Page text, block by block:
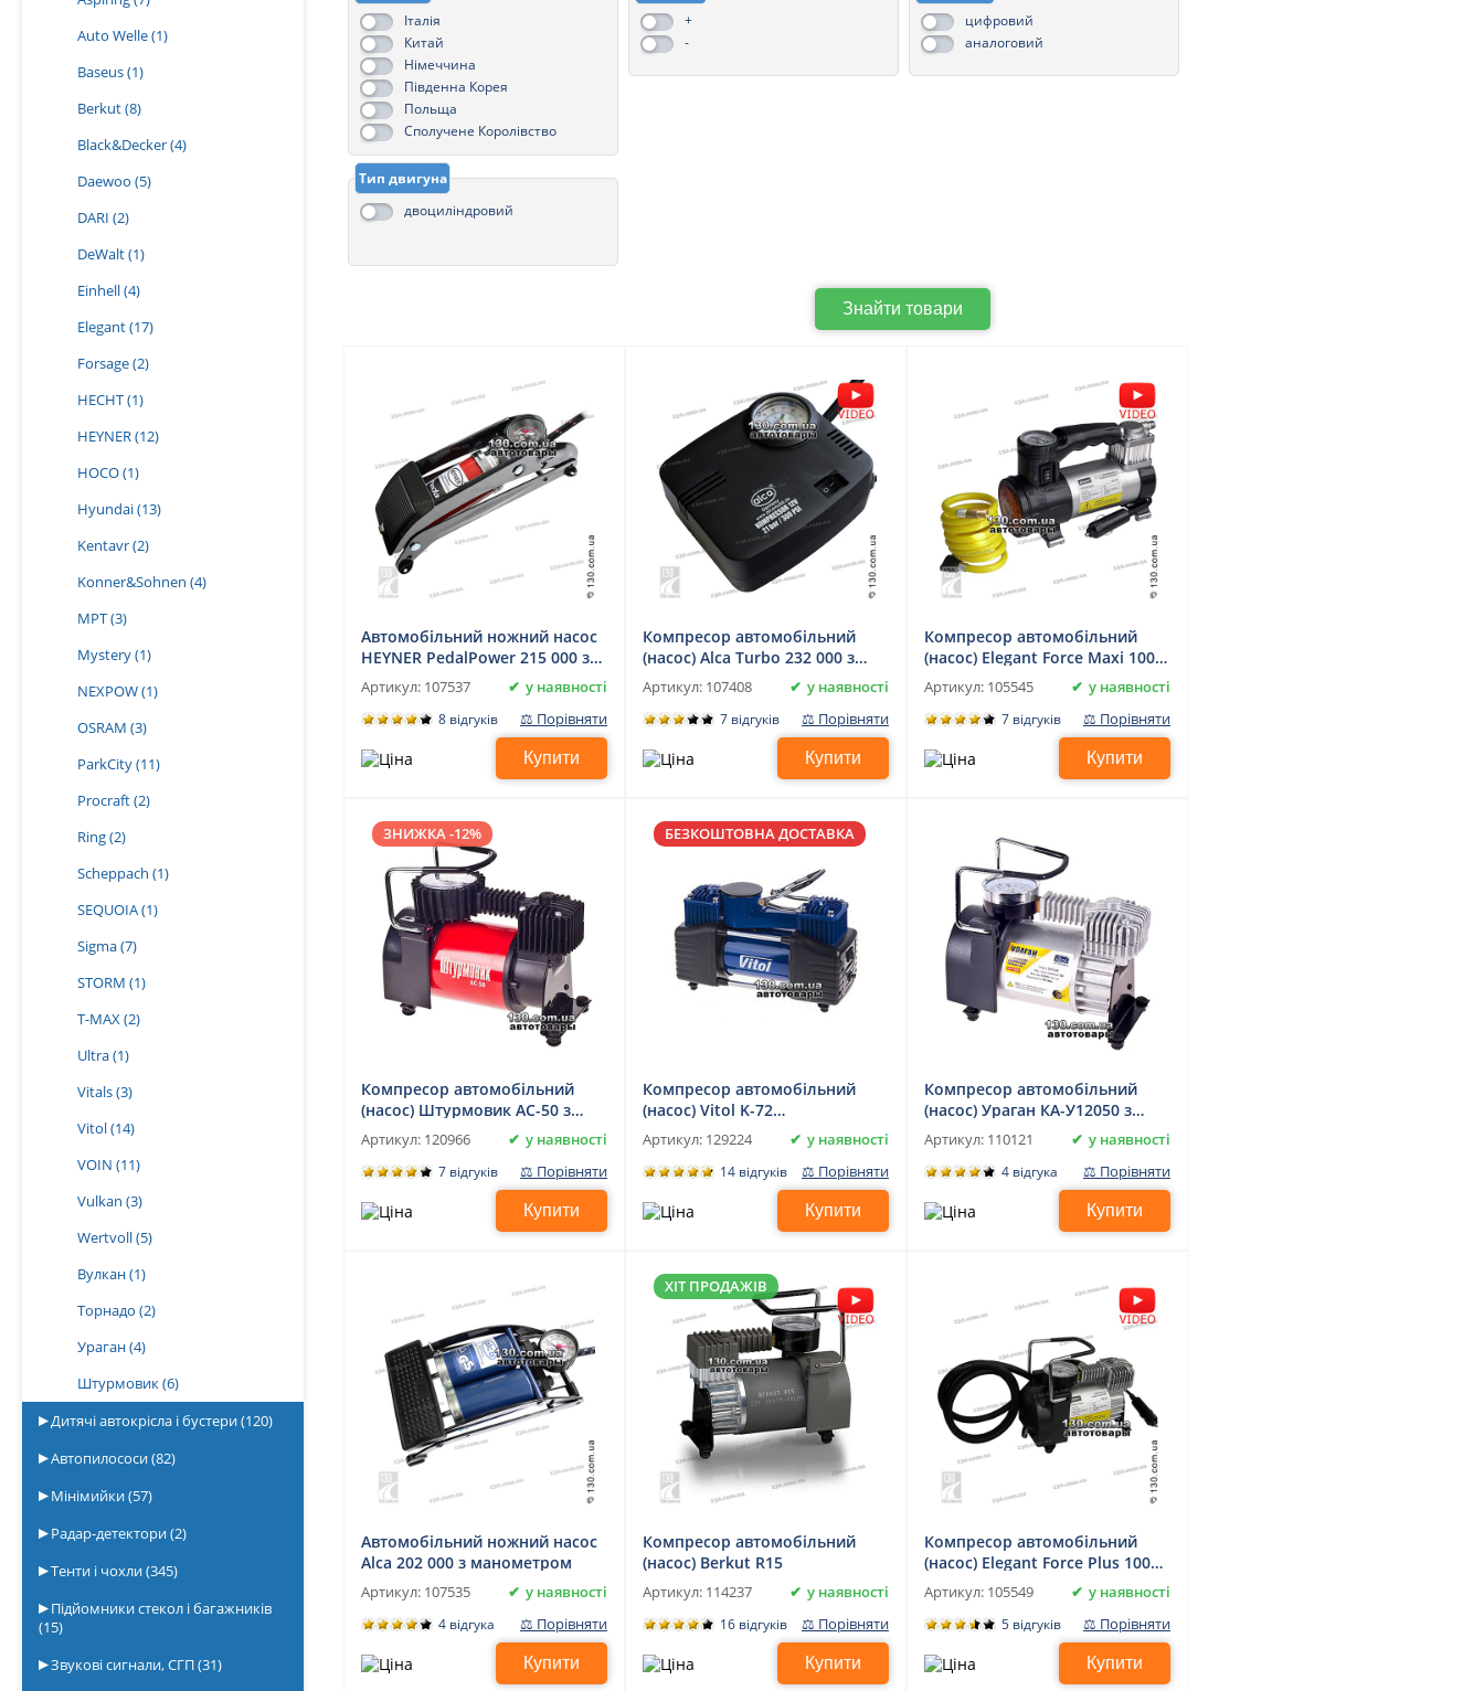
Auto Welle(1)
Baseus(1)
Berkut(8)
Black&Decker(4)
Daewoo (5)
DARI (2)
DeWalt(1)
Einhell(4)
Elegant(17)
Forsage(2)
HECHT(1)
HEYNER(12)
HOCO(1)
Hyundai(13)
Kentavr(2)
Konner&Sohnen (4)
MPT(3)
Mystery(1)
NEXPOW(1)
OSRAM (3)
ParkCity(11)
Procraft(2)
Ring(2)
Scheppach (1)
SEQUOIA(1)
Sigma(7)
STORM (1)
T-MAX(2)
Ultra(1)
Vitals(3)
Vitol(14)
VOIN (11)
Vulkan (3)
Wertvoll(5)
Вулкан(1)
Торнадо (2)
Ураган(4)
Штурмовик(6)
Дитячі автокрісла і бустери(120)
Автопилососи(82)
Мінімийки(57)
Радар-детектори(2)
Тенти і чохли(345)
Підйомники стекол і багажників
(15)
Звукові сигнали, СГП(31)
Італія
Китай
Німеччина
Південна Корея
Польща
Сполучене Королівство
Тайвань
Україна
+
-
цифровий
аналоговий
Тип двигуна
двоциліндровий
Знайти товари
Автомобільний ножний насос
HEYNER PedalPower 215 000 з
манометром
Артикул: 107537 у наявності
8 відгуків ⚖ Порівняти
Купити
Компресор автомобільний
(насос) Alca Turbo 232 000 з
манометром
Артикул: 107408 у наявності
7 відгуків ⚖ Порівняти
Купити
Компресор автомобільний
(насос) Elegant Force Maxi 100
010 з сигнальним ліхтарем
Артикул: 105545 у наявності
7 відгуків ⚖ Порівняти
Купити
ЗНИЖКА -12%
Компресор автомобільний
(насос) Штурмовик АС-50 з
манометром
Артикул: 120966 у наявності
7 відгуків ⚖ Порівняти
Купити
БЕЗКОШТОВНА ДОСТАВКА
Компресор автомобільний
(насос) Vitol K-72
двоциліндровий для
вантажних автомобілів,
джипів, 4x4, мікроавтобусів
Артикул: 129224 у наявності
14 відгуків ⚖ Порівняти
Купити
Компресор автомобільний
(насос) Ураган КА-У12050 з
манометром
Артикул: 110121 у наявності
4 відгука ⚖ Порівняти
Купити
Автомобільний ножний насос
Alca 202 000 з манометром
Артикул: 107535 у наявності
4 відгука ⚖ Порівняти
Купити
ХІТ ПРОДАЖІВ
Компресор автомобільний
(насос) Berkut R15
Артикул: 114237 у наявності
16 відгуків ⚖ Порівняти
Купити
Компресор автомобільний
(насос) Elegant Force Plus 100
040
Артикул: 105549 у наявності
5 відгуків ⚖ Порівняти
Купити